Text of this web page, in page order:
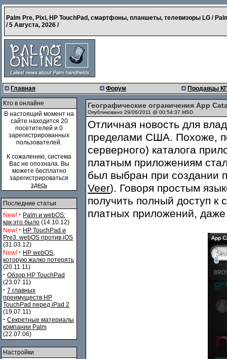
Palm Pre, Pixi, HP TouchPad, смартфоны, планшеты, телевизоры LG /
/5 Августа, 2026 /
Главная Форум Продавцы
Кто в онлайне
В настоящий момент на
сайте находится 20
посетителей и 0
зарегистрированных
пользователей.
К сожалению, система
Вас не опознала. Вы
можете бесплатно
зарегистрироваться
здесь
Последние статьи
New! · Palm и webOS:
как это было (14.10.12)
New! · HP TouchPad и
Pre3. webOS против iOS
(31.03.12)
New! · HP webOS,
которую жалко потерять
(20.11.11)
· Обзор HP TouchPad
(23.07.11)
· 7 главных
преимуществ HP
TouchPad перед iPad 2
(19.07.11)
· Секретные материалы
компании Palm
(22.07.06)
Настройки
Географические ограничения App
Опубликовано 29/06/2011 @ 00:54:37 MSD
Отличная новость для
пределами США. Похоже,
серверного) каталога
платным приложениям
был выбран при создании
Veer). Говоря простым
получить полный доступ к
платных приложений,